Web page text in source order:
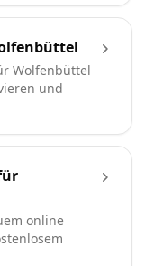
Wolfenbüttel
und
online